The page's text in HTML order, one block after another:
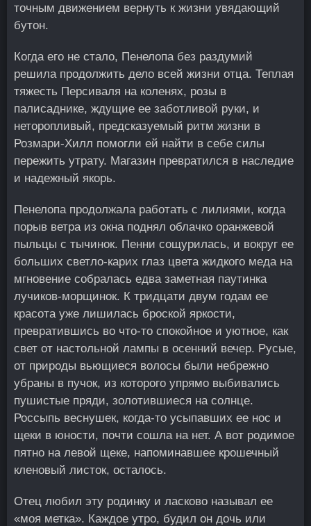
точным движением вернуть к жизни увядающий
бутон.
Когда его не стало, Пенелопа без раздумий
решила продолжить дело всей жизни отца. Теплая
тяжесть Персиваля на коленях, розы в
палисаднике, ждущие ее заботливой руки, и
неторопливый, предсказуемый ритм жизни в
Розмари-Хилл помогли ей найти в себе силы
пережить утрату. Магазин превратился в наследие
и надежный якорь.
Пенелопа продолжала работать с лилиями, когда
порыв ветра из окна поднял облачко оранжевой
пыльцы с тычинок. Пенни сощурилась, и вокруг ее
больших светло-карих глаз цвета жидкого меда на
мгновение собралась едва заметная паутинка
лучиков-морщинок. К тридцати двум годам ее
красота уже лишилась броской яркости,
превратившись во что-то спокойное и уютное, как
свет от настольной лампы в осенний вечер. Русые,
от природы вьющиеся волосы были небрежно
убраны в пучок, из которого упрямо выбивались
пушистые пряди, золотившиеся на солнце.
Россыпь веснушек, когда-то усыпавших ее нос и
щеки в юности, почти сошла на нет. А вот родимое
пятно на левой щеке, напоминавшее крошечный
кленовый листок, осталось.
Отец любил эту родинку и ласково называл ее
«моя метка». Каждое утро, будил он дочь или